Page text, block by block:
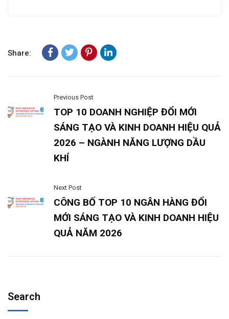
Share:
Previous Post
TOP 10 DOANH NGHIỆP ĐỔI MỚI
SÁNG TẠO VÀ KINH DOANH HIỆU QUẢ
2026 – NGÀNH NĂNG LƯỢNG DẦU
KHÍ
Next Post
CÔNG BỐ TOP 10 NGÂN HÀNG ĐỔI
MỚI SÁNG TẠO VÀ KINH DOANH HIỆU
QUẢ NĂM 2026
Search